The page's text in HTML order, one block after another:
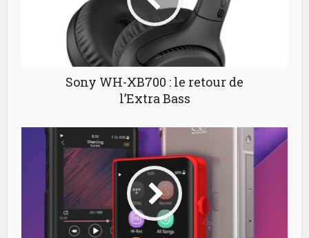
Sony WH-XB700 : le retour de
l’Extra Bass